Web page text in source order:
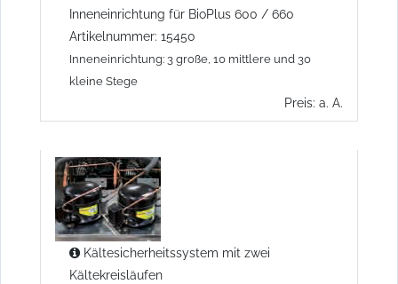
Inneneinrichtung für BioPlus 600 / 660
Artikelnummer: 15450
Inneneinrichtung: 3 große, 10 mittlere und 30
kleine Stege
Preis: a. A.
Kältesicherheitssystem mit zwei
Kältekreisläufen